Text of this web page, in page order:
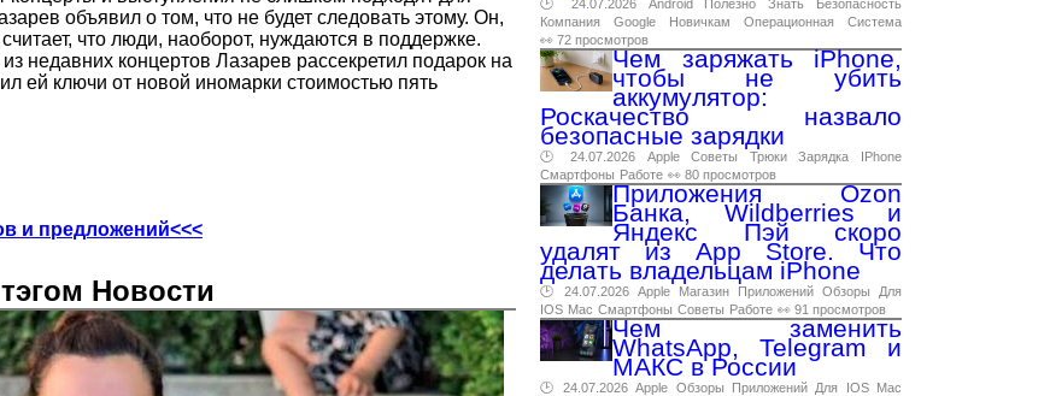
объявил о том, что не будет следовать этому. Он,
что люди, наоборот, нуждаются в поддержке.
недавних концертов Лазарев рассекретил подарок на
ей ключи от новой иномарки стоимостью пять
и предложений<<<
Новости
🕑 24.07.2026 Android Полезно Знать
Безопасность
Компания
Google Новичкам Операционная
Система
👀 72 просмотров
Чем заряжать iPhone,
чтобы не убить
аккумулятор:
Роскачество назвало
безопасные зарядки
🕑 24.07.2026 Apple Советы Трюки Зарядка
IPhone
Смартфоны Работе 👀 80 просмотров
Приложения Ozon
Банка, Wildberries и
Яндекс Пэй скоро
удалят из App Store. Что
делать владельцам iPhone
🕑 24.07.2026 Apple Магазин Приложений Обзоры
Для
IOS Mac Смартфоны Советы Работе 👀 91 просмотров
Чем заменить
WhatsApp, Telegram и
МАКС в России
🕑 24.07.2026 Apple Обзоры Приложений Для IOS
Mac